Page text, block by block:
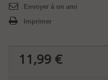
Envoyer à un ami
Imprimer
11,99 €